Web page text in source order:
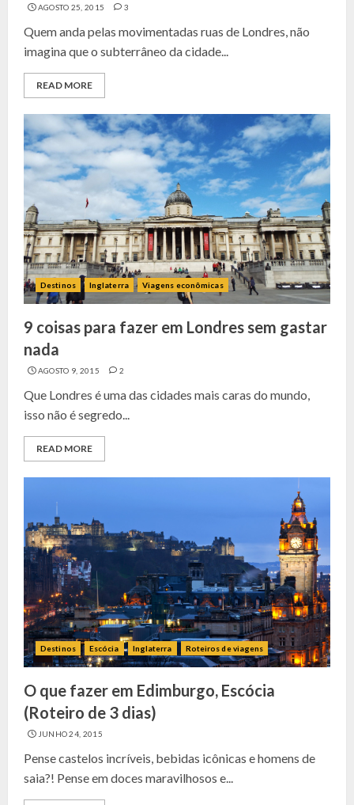
AGOSTO 25, 2015 3
Quem anda pelas movimentadas ruas de Londres, não
imagina que o subterrâneo da cidade...
READ MORE
Destinos Inglaterra Viagens econômicas
9 coisas para fazer em Londres sem gastar
nada
AGOSTO 9, 2015 2
Que Londres é uma das cidades mais caras do mundo,
isso não é segredo...
READ MORE
Destinos Escócia Inglaterra Roteiros de viagens
O que fazer em Edimburgo, Escócia
(Roteiro de 3 dias)
JUNHO 24, 2015
Pense castelos incríveis, bebidas icônicas e homens de
saia?! Pense em doces maravilhosos e...